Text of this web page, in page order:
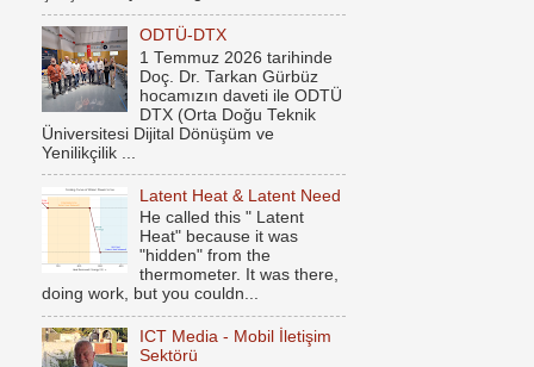
ODTÜ-DTX
1 Temmuz 2026 tarihinde
Doç. Dr. Tarkan Gürbüz
hocamızın daveti ile ODTÜ
DTX (Orta Doğu Teknik
Üniversitesi Dijital Dönüşüm ve
Yenilikçilik ...
Latent Heat & Latent Need
He called this " Latent
Heat" because it was
"hidden" from the
thermometer. It was there,
doing work, but you couldn...
ICT Media - Mobil İletişim
Sektörü